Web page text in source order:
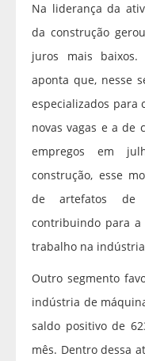
Na liderança da
da construção
juros mais baixos.
aponta que, nesse
especializados para
novas vagas e a de
empregos em
construção, esse
de artefatos de
contribuindo para a
trabalho na
Outro segmento
indústria de
saldo positivo de
mês. Dentro dessa